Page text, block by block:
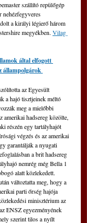
szállító repülőgép
a királyi légierő három
megyékben. Vilag
által elfogott
állampolgárok
az Egyesült
a hajó tisztjeinek méltó
meg a mielőbbi
amerikai hadsereg közölte,
részén egy tartályhajót
végzés és az amerikai
garantálják a nyugati
a brit hadsereg
nemrég még Bella 1
alatt közlekedett.
változtatta meg, hogy a
parti őrség hajója
minisztérium az
ENSZ egyezményének
szerint tilos a nyílt